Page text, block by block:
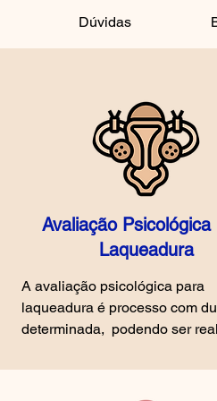
Dúvidas
Avaliação Psicológica
Laqueadura
A avaliação psicológica para
laqueadura é processo com
determinada,  podendo ser
acontece em 5 sessões/horas